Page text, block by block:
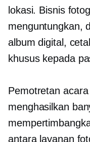
lokasi. Bisnis
menguntungkan,
album digital,
khusus kepada
Pemotretan
menghasilkan
antara layanan